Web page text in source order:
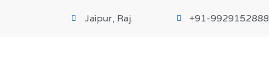
Jaipur, Raj. +91-9929152888